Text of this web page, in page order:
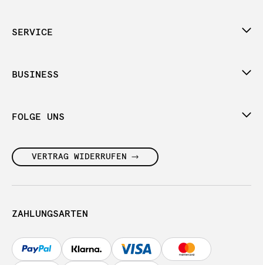
SERVICE
BUSINESS
FOLGE UNS
VERTRAG WIDERRUFEN
ZAHLUNGSARTEN